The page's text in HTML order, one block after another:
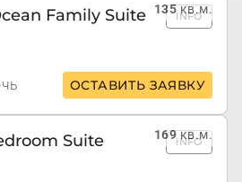
135кв.м.
Family Suite INFO
ОСТАВИТЬ ЗАЯВКУ
169кв.м.
Suite INFO